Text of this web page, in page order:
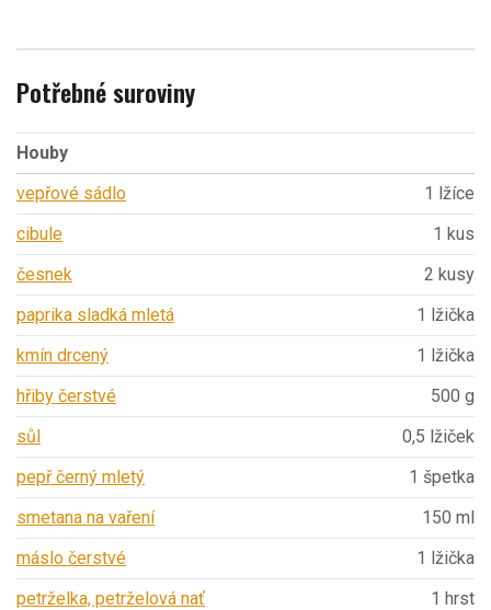
Potřebné suroviny
Houby
vepřové sádlo
1 lžíce
cibule
1 kus
česnek
2 kusy
paprika sladká mletá
1 lžička
kmín drcený
1 lžička
hřiby čerstvé
500 g
sůl
0,5 lžiček
pepř černý mletý
1 špetka
smetana na vaření
150 ml
máslo čerstvé
1 lžička
petrželka, petrželová nať
1 hrst